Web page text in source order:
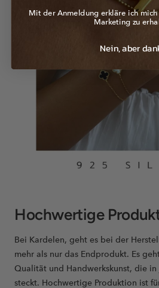
Hochwertige
Bei Kardelen, geht es bei der
mehr als nur das Endprodukt. Es
Qualität und Handwerkskunst, die in
Mit der Anmeldung erkläre ich
Marketing zu
Nein, aber